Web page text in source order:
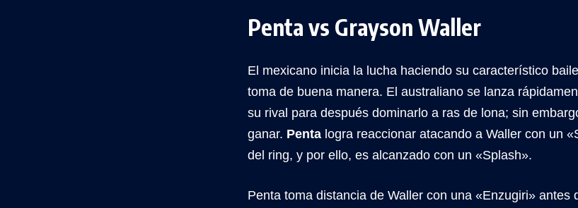
Penta vs Grayson Waller
El mexicano inicia la lucha haciendo su característico
toma de buena manera. El australiano se lanza
su rival para después dominarlo a ras de lona; sin
ganar. Penta logra reaccionar atacando a Waller con un
del ring, y por ello, es alcanzado con un «Splash».
Penta toma distancia de Waller con una «Enzugiri» antes